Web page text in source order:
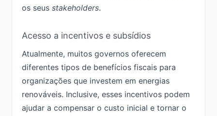
os seus stakeholders.
Acesso a incentivos e subsídios
Atualmente, muitos governos oferecem
diferentes tipos de benefícios fiscais para
organizações que investem em energias
renováveis. Inclusive, esses incentivos podem
ajudar a compensar o custo inicial e tornar o